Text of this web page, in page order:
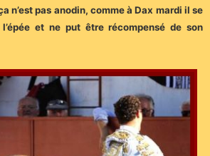
n’est pas anodin, comme à Dax mardi il se
et ne put être récompensé de son